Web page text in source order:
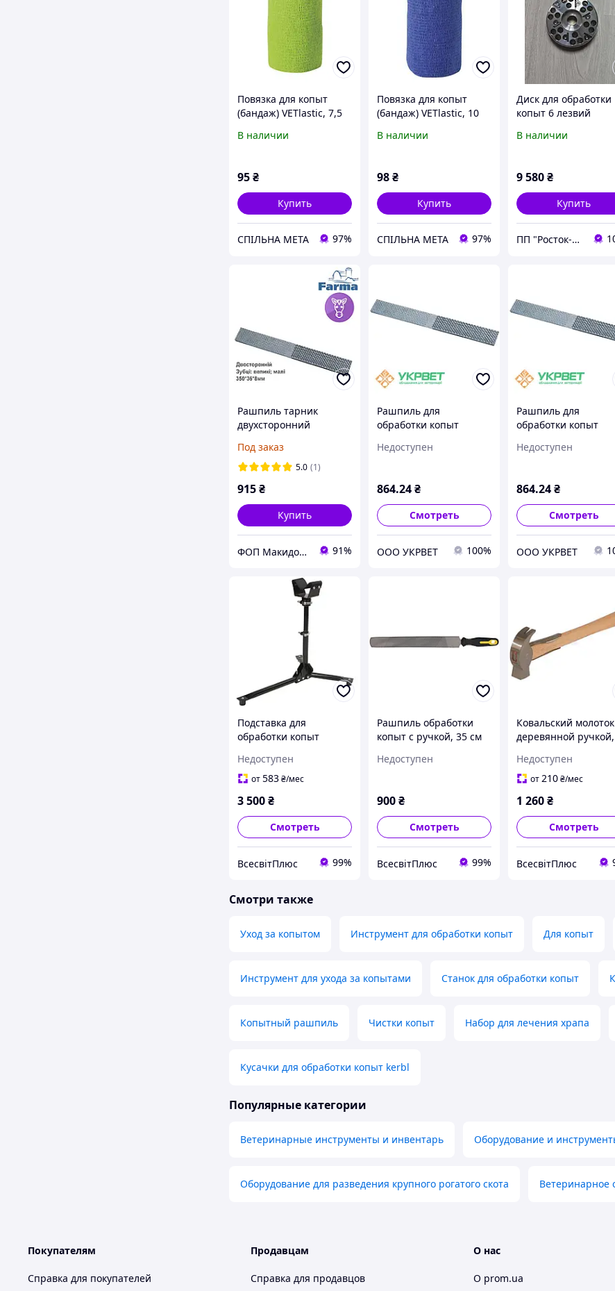
Повязка для копыт
(бандаж) VETlastic, 7,5
В наличии
95₴
Купить
СПІЛЬНА МЕТА 97%
Повязка для копыт
(бандаж) VETlastic, 10
В наличии
98₴
Купить
СПІЛЬНА МЕТА 97%
Диск для обработки
копыт 6 лезвий
В наличии
9 580₴
Купить
ПП "Росток-Агро.Х"
Рашпиль тарник
двухсторонний
для обработки копыт
лошадей и коров
Под заказ
5.0 (1)
915₴
Купить
ФОП Макидон Людмила Викторовна 91%
Рашпиль для
обработки копыт
Недоступен
864.24₴
Смотреть
ООО УКРВЕТ 100%
Рашпиль для
обработки копыт
Недоступен
864.24₴
Смотреть
ООО УКРВЕТ
Подставка для
обработки копыт
Недоступен
от583₴/мес
3 500₴
Смотреть
ВсесвітПлюс 99%
Рашпиль обработки
копыт с ручкой, 35 см
Недоступен
900₴
Смотреть
ВсесвітПлюс 99%
Ковальский
деревянной
Недоступен
от210₴/мес
1 260₴
Смотреть
ВсесвітПлюс
Смотри также
Уход за копытом Инструмент для обработки копыт Для копыт
Инструмент для ухода за копытами Станок для обработки копыт
Копытный рашпиль Чистки копыт Набор для лечения храпа
Кусачки для обработки копыт kerbl
Популярные категории
Ветеринарные инструменты и инвентарь Оборудование и
Оборудование для разведения крупного рогатого скота Ветеринарное
Покупателям
Справка для покупателей
Продавцам
Справка для продавцов
О нас
О prom.ua